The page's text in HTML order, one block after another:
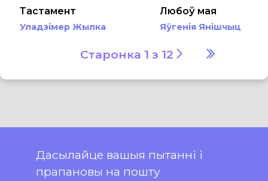
Тастамент
Уладзімер Жылка
Любоў мая
Яўгенія Янішчыц
Старонка 1 з 12
Дасылайце вашыя пытанні і
прапановы на пошту